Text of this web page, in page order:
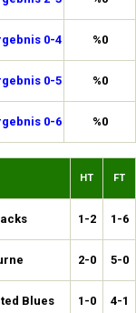
0-4 %0
0-5 %0
0-6 %0
HT FT
1-2 1-6
2-0 5-0
Blues 1-0 4-1